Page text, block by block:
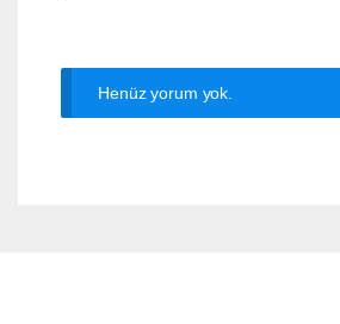
Henüz yorum yok.